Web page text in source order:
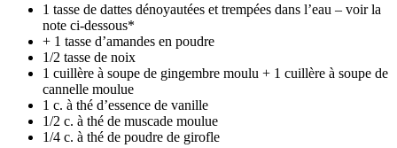
1 tasse de dattes dénoyautées et trempées dans l’eau – voir la
note ci-dessous*
+ 1 tasse d’amandes en poudre
1/2 tasse de noix
1 cuillère à soupe de gingembre moulu + 1 cuillère à soupe de
cannelle moulue
1 c. à thé d’essence de vanille
1/2 c. à thé de muscade moulue
1/4 c. à thé de poudre de girofle